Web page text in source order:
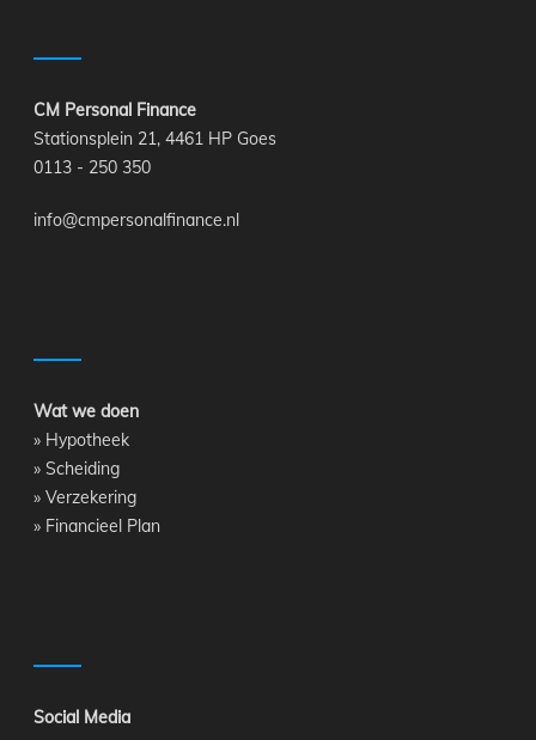
CM Personal Finance
Stationsplein 21, 4461 HP Goes
0113 - 250 350
info@cmpersonalfinance.nl
Wat we doen
» Hypotheek
»Scheiding
»Verzekering
» Financieel Plan
Social Media